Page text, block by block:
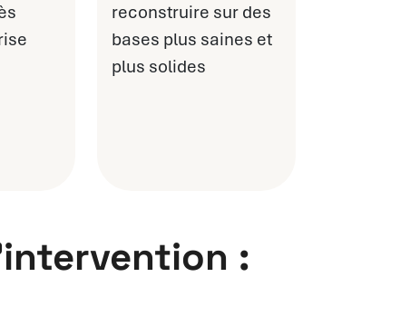
reconstruire sur des
bases plus saines et
plus solides
: